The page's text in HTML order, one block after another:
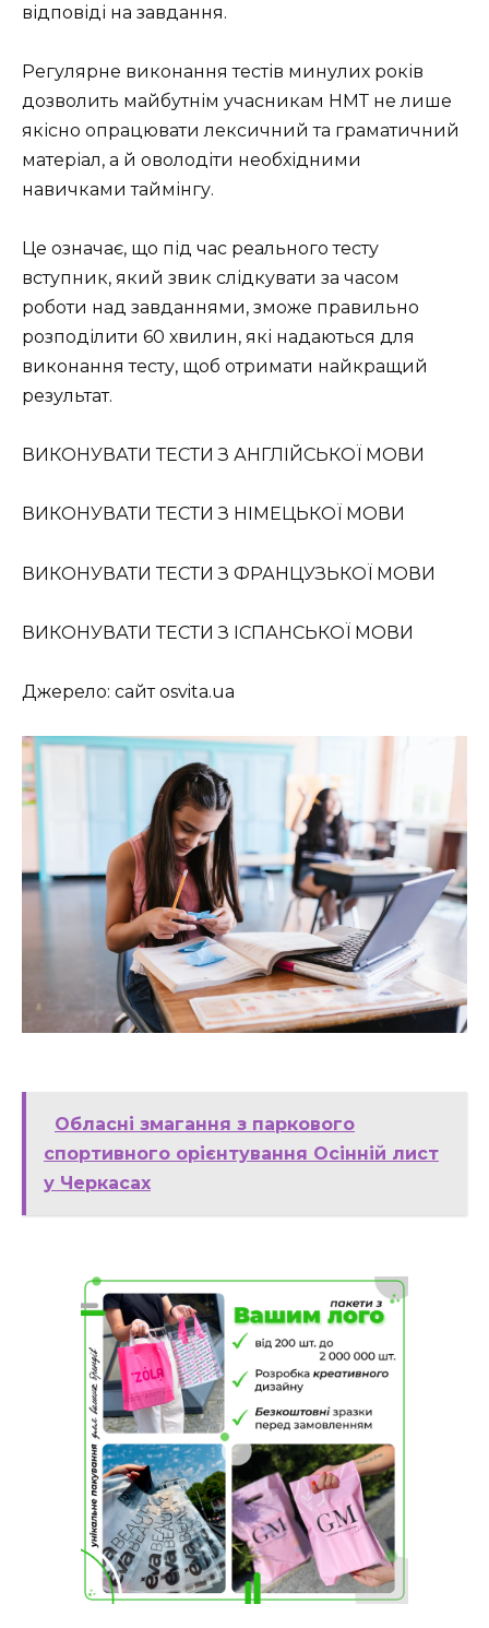
відповіді на завдання.
Регулярне виконання тестів минулих років
дозволить майбутнім учасникам НМТ не лише
якісно опрацювати лексичний та граматичний
матеріал, а й оволодіти необхідними
навичками таймінгу.
Це означає, що під час реального тесту
вступник, який звик слідкувати за часом
роботи над завданнями, зможе правильно
розподілити 60 хвилин, які надаються для
виконання тесту, щоб отримати найкращий
результат.
ВИКОНУВАТИ ТЕСТИ З АНГЛІЙСЬКОЇ МОВИ
ВИКОНУВАТИ ТЕСТИ З НІМЕЦЬКОЇ МОВИ
ВИКОНУВАТИ ТЕСТИ З ФРАНЦУЗЬКОЇ МОВИ
ВИКОНУВАТИ ТЕСТИ З ІСПАНСЬКОЇ МОВИ
Джерело: сайт osvita.ua
Обласні змагання з паркового
спортивного орієнтування Осінній лист
у Черкасах